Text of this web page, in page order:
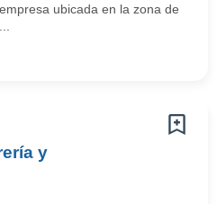
ubicada en la zona de
y